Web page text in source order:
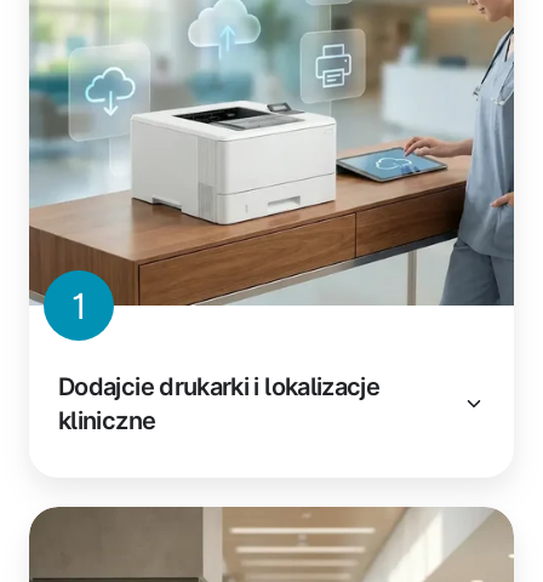
1
Dodajcie drukarki i lokalizacje
kliniczne